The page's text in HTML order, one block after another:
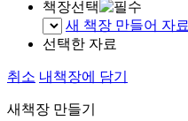
책장선택
새 책장 만들어 자료
선택한 자료
취소 내책장에 담기
새책장 만들기